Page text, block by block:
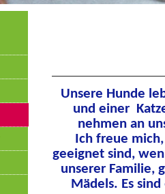
Unsere Hunde
und einer
nehmen an
Ich freue
geeignet sind,
unserer Familie,
Mädels. Es